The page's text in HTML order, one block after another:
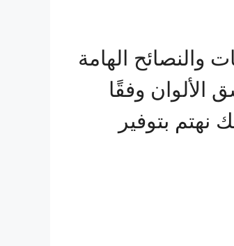
الهامة
الألوان وفقًا
نهتم بتوفير